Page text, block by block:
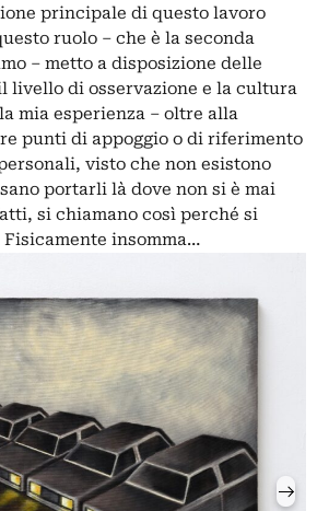
principale di questo lavoro
ruolo – che è la seconda
– metto a disposizione delle
livello di osservazione e la cultura
mia esperienza – oltre alla
punti di appoggio o di riferimento
visto che non esistono
portarli là dove non si è mai
si chiamano così perché si
Fisicamente insomma…